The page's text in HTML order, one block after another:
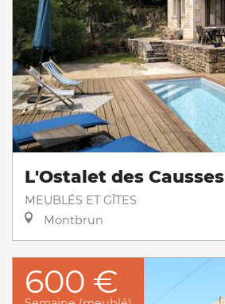
L'Ostalet des Causses
MEUBLÉS ET GÎTES
Montbrun
600 €